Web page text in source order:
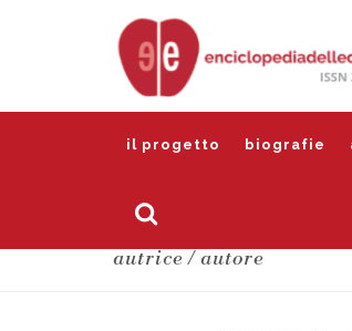
il progetto biografie
autrice / autore